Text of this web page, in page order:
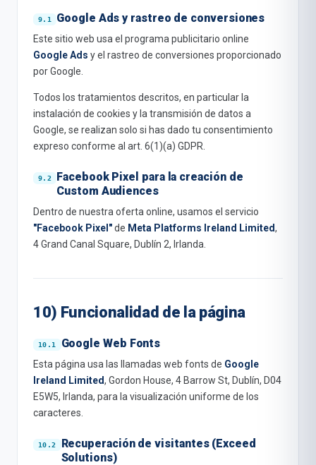
Google Ads y rastreo de conversiones
Este sitio web usa el programa publicitario online
Google Ads y el rastreo de conversiones proporcionado
por Google.
Todos los tratamientos descritos, en particular la
instalación de cookies y la transmisión de datos a
Google, se realizan solo si has dado tu consentimiento
expreso conforme al art. 6(1)(a) GDPR.
Facebook Pixel para la creación de
Custom Audiences
Dentro de nuestra oferta online, usamos el servicio
"Facebook Pixel"de Meta Platforms Ireland Limited,
4 Grand Canal Square, Dublín 2, Irlanda.
10) Funcionalidad de la página
Google Web Fonts
Esta página usa las llamadas web fonts de Google
Ireland Limited, Gordon House, 4 Barrow St, Dublín, D04
E5W5, Irlanda, para la visualización uniforme de los
caracteres.
Recuperación de visitantes (Exceed
Solutions)